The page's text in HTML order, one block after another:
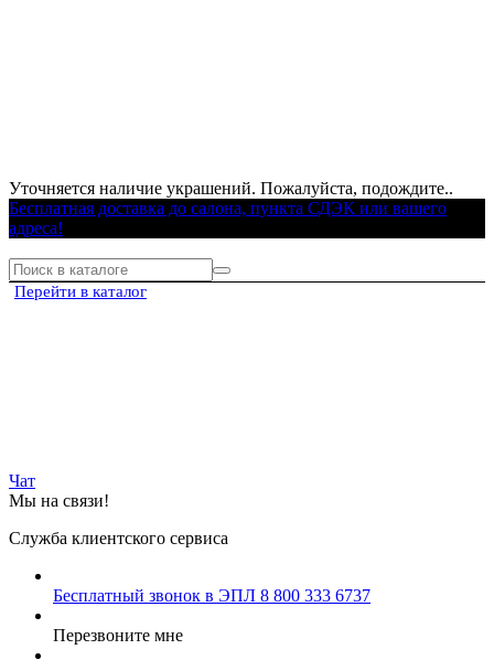
Уточняется наличие украшений. Пожалуйста, подождите..
Бесплатная доставка до салона, пункта СДЭК или вашего
адреса!
Перейти в каталог
Чат
Мы на связи!
Служба клиентского сервиса
Бесплатный звонок в ЭПЛ 8 800 333 6737
Перезвоните мне